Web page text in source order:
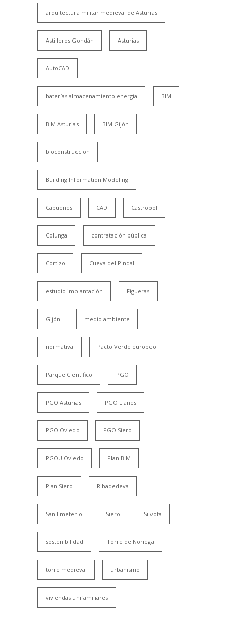
arquitectura militar medieval de Asturias
Astilleros Gondán Asturias
AutoCAD
baterías almacenamiento energía BIM
BIM Asturias BIM Gijón
bioconstruccion
Building Information Modeling
Cabueñes CAD Castropol
Colunga contratación pública
Cortizo Cueva del Pindal
estudio implantación Figueras
Gijón medio ambiente
normativa Pacto Verde europeo
Parque Científico PGO
PGO Asturias PGO Llanes
PGO Oviedo PGO Siero
PGOU Oviedo Plan BIM
Plan Siero Ribadedeva
San Emeterio Siero Silvota
sostenibilidad Torre de Noriega
torre medieval urbanismo
viviendas unifamiliares